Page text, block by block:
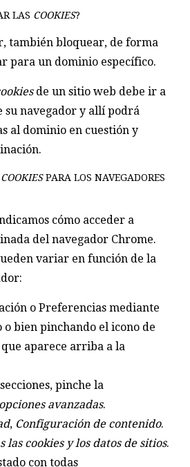
LAS COOKIES?
también bloquear, de forma
para un dominio específico.
de un sitio web debe ir a
su navegador y allí podrá
al dominio en cuestión y
COOKIESPARA LOS NAVEGADORES
cómo acceder a
del navegador Chrome.
variar en función de la
o Preferencias mediante
bien pinchando el icono de
aparece arriba a la
pinche la
avanzadas.
, Configuración de contenido.
las cookies y los datos de sitios.
con todas